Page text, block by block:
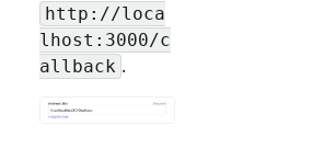
http://loca
lhost:3000/c
allback .